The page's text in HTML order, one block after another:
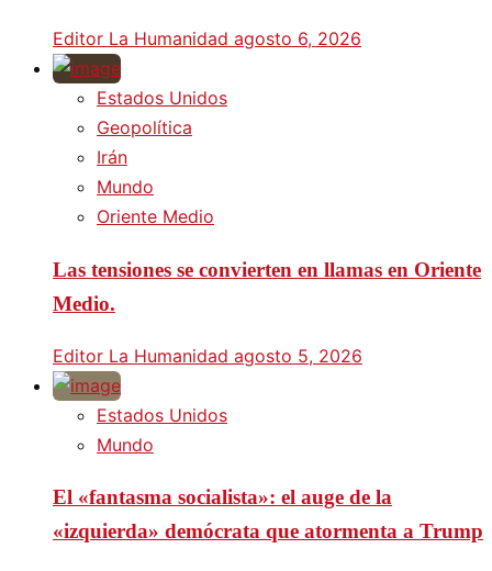
Editor La Humanidad agosto 6, 2026
Estados Unidos
Geopolítica
Irán
Mundo
Oriente Medio
Las tensiones se convierten en llamas en Oriente
Medio.
Editor La Humanidad agosto 5, 2026
Estados Unidos
Mundo
El «fantasma socialista»: el auge de la
«izquierda» demócrata que atormenta a Trump